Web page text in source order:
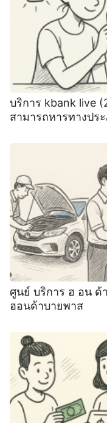
บริการ kbank live
สามารถหารทางปร
ศูนย์ บริการ ฮ อน ด้
ฮอนด้าบายพาส